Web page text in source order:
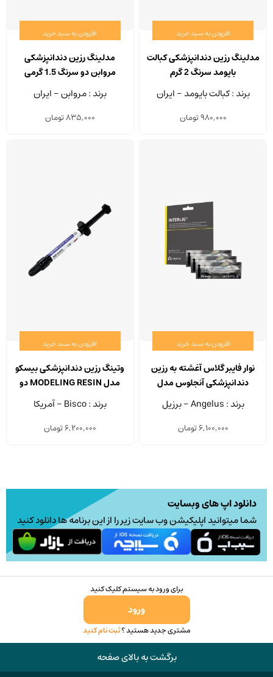
افزودن به سبد خرید
مدلینگ رزین دندانپزشکی کبالت
بایومد سرنگ 2 گرم
برند : کبالت بایومد - ایران
980,000تومان
افزودن به سبد خرید
مدلینگ رزین دندانپزشکی
مروابن دو سرنگ 1.5 گرمی
برند : مروابن - ایران
835,000تومان
افزودن به سبد خرید
نوار فایبر گلاس آغشته به رزین
دندانپزشکی آنجلوس مدل
INTERLIG بسته 3 عددی
برند : Angelus - برزیل
6,100,000تومان
افزودن به سبد خرید
وتینگ رزین دندانپزشکی بیسکو
مدل MODELING RESIN دو
برند : Bisco - آمریکا
6,200,000تومان
دانلود اپ های وبسایت
شما میتوانید اپلیکیشن وب سایت زیر را از این برنامه ها دانلود کنید
برای ورود به سیستم کلیک کنید
ورود
مشتری جدید هستید ؟ثبت نام کنید
برگشت به بالای صفحه